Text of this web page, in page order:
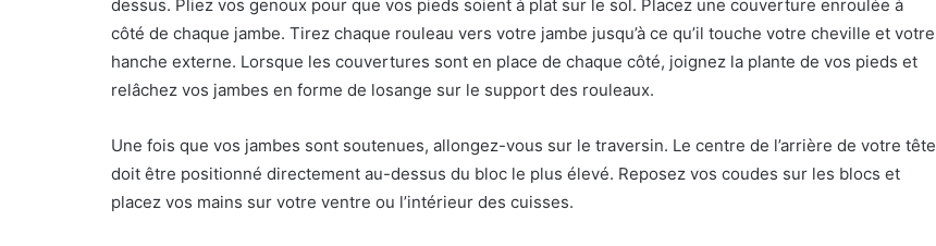
dessus. Pliez vos genoux pour que vos pieds soient à plat sur le sol. Placez une couverture enroulée à
côté de chaque jambe. Tirez chaque rouleau vers votre jambe jusqu’à ce qu’il touche votre cheville et votre
hanche externe. Lorsque les couvertures sont en place de chaque côté, joignez la plante de vos pieds et
relâchez vos jambes en forme de losange sur le support des rouleaux.
Une fois que vos jambes sont soutenues, allongez-vous sur le traversin. Le centre de l’arrière de votre tête
doit être positionné directement au-dessus du bloc le plus élevé. Reposez vos coudes sur les blocs et
placez vos mains sur votre ventre ou l’intérieur des cuisses.